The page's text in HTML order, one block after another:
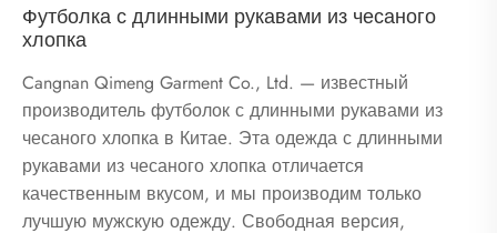
Футболка с длинными рукавами из чесаного
хлопка
Cangnan Qimeng Garment Co., Ltd. — известный
производитель футболок с длинными рукавами из
чесаного хлопка в Китае. Эта одежда с длинными
рукавами из чесаного хлопка отличается
качественным вкусом, и мы производим только
лучшую мужскую одежду. Свободная версия,